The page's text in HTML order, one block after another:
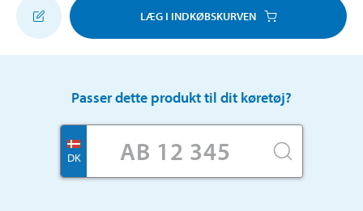
LÆG I INDKØBSKURVEN
Passer dette produkt til dit køretøj?
DK